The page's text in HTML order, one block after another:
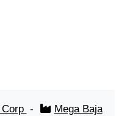
- Mega Baja